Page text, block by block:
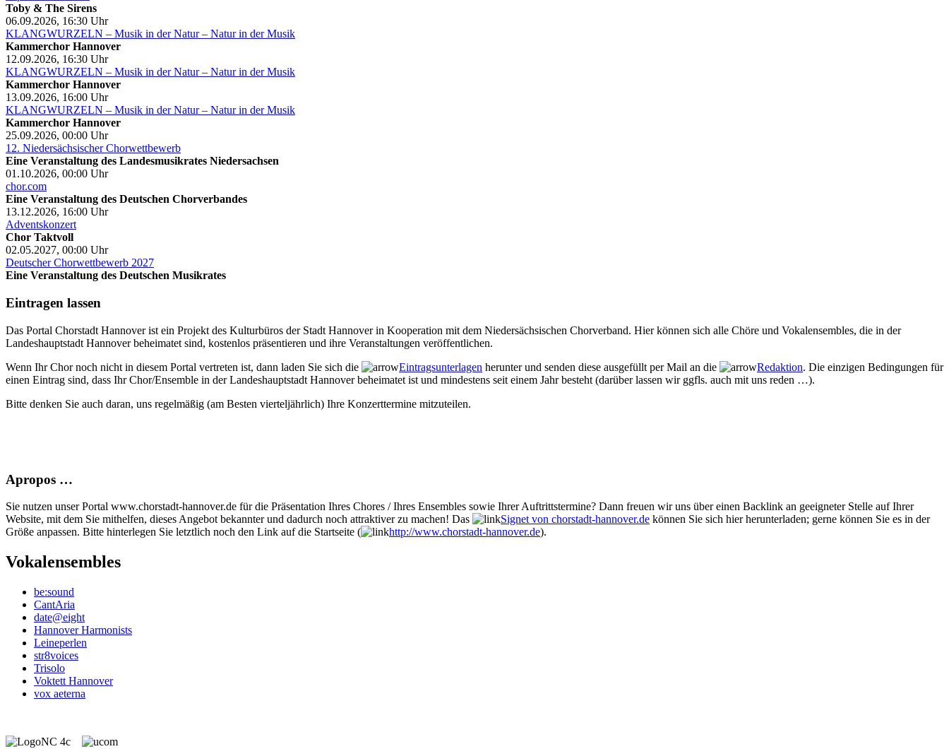
Toby & The Sirens
06.09.2026, 16:30 Uhr
KLANGWURZELN – Musik in der Natur – Natur in der Musik
Kammerchor Hannover
12.09.2026, 16:30 Uhr
KLANGWURZELN – Musik in der Natur – Natur in der Musik
Kammerchor Hannover
13.09.2026, 16:00 Uhr
KLANGWURZELN – Musik in der Natur – Natur in der Musik
Kammerchor Hannover
25.09.2026, 00:00 Uhr
12. Niedersächsischer Chorwettbewerb
Eine Veranstaltung des Landesmusikrates Niedersachsen
01.10.2026, 00:00 Uhr
chor.com
Eine Veranstaltung des Deutschen Chorverbandes
13.12.2026, 16:00 Uhr
Adventskonzert
Chor Taktvoll
02.05.2027, 00:00 Uhr
Deutscher Chorwettbewerb 2027
Eine Veranstaltung des Deutschen Musikrates
Eintragen lassen
Das Portal Chorstadt Hannover ist ein Projekt des Kulturbüros der Stadt Hannover in Kooperation mit dem Niedersächsischen Chorverband. Hier können sich alle Chöre und Vokalensembles, die in der
Landeshauptstadt Hannover beheimatet sind, kostenlos präsentieren und ihre Veranstaltungen veröffentlichen.
Wenn Ihr Chor noch nicht in diesem Portal vertreten ist, dann laden Sie sich die
Eintragsunterlagen herunter und senden diese ausgefüllt per Mail an die Redaktion. Die einzigen Bedingungen für
einen Eintrag sind, dass Ihr Chor/Ensemble in der Landeshauptstadt Hannover beheimatet ist und mindestens seit einem Jahr besteht (darüber lassen wir ggfls. auch mit uns reden …).
Bitte denken Sie auch daran, uns regelmäßig (am Besten vierteljährlich) Ihre Konzerttermine mitzuteilen.
Apropos …
Sie nutzen unser Portal www.chorstadt-hannover.de für die Präsentation Ihres Chores / Ihres Ensembles sowie Ihrer Auftrittstermine? Dann freuen wir uns über einen Backlink an geeigneter Stelle auf Ihrer
Website, mit dem Sie mithelfen, dieses Angebot bekannter und dadurch noch attraktiver zu machen! Das
Signet von chorstadt-hannover.de können Sie sich hier herunterladen; gerne können Sie es in der
Größe anpassen. Bitte hinterlegen Sie letztlich noch den Link auf die Startseite (
http://www.chorstadt-hannover.de).
Vokalensembles
be:sound
CantAria
date@eight
Hannover Harmonists
Leineperlen
str8voices
Trisolo
Voktett Hannover
vox aeterna